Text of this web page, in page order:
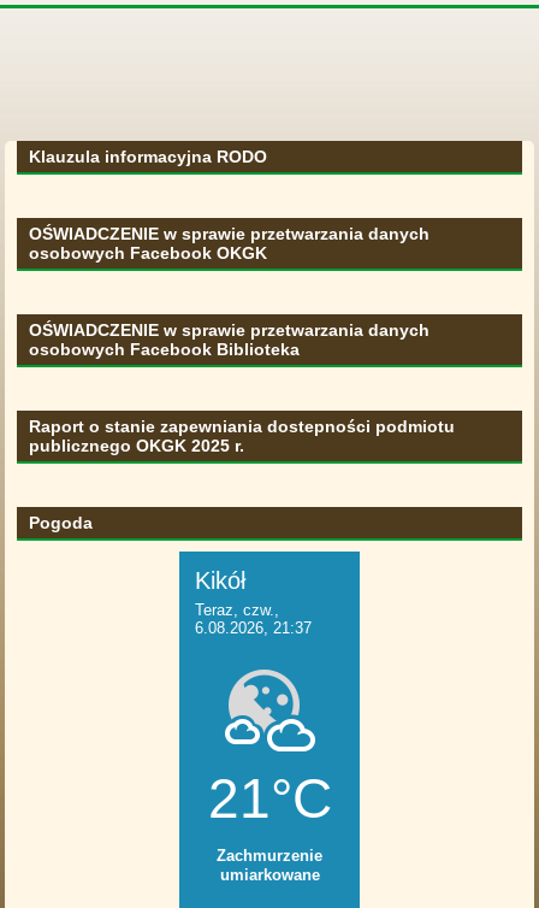
Klauzula informacyjna RODO
OŚWIADCZENIE w sprawie przetwarzania danych
osobowych Facebook OKGK
OŚWIADCZENIE w sprawie przetwarzania danych
osobowych Facebook Biblioteka
Raport o stanie zapewniania dostepności podmiotu
publicznego OKGK 2025 r.
Pogoda